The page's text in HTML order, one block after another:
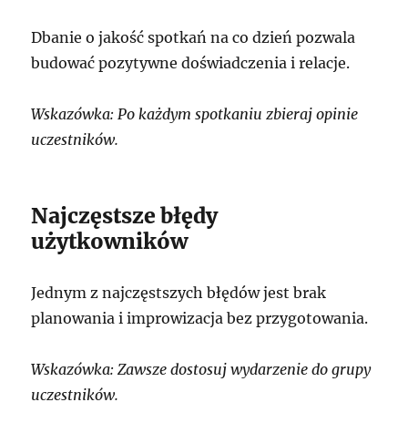
Dbanie o jakość spotkań na co dzień pozwala
budować pozytywne doświadczenia i relacje.
Wskazówka: Po każdym spotkaniu zbieraj opinie
uczestników.
Najczęstsze błędy
użytkowników
Jednym z najczęstszych błędów jest brak
planowania i improwizacja bez przygotowania.
Wskazówka: Zawsze dostosuj wydarzenie do grupy
uczestników.